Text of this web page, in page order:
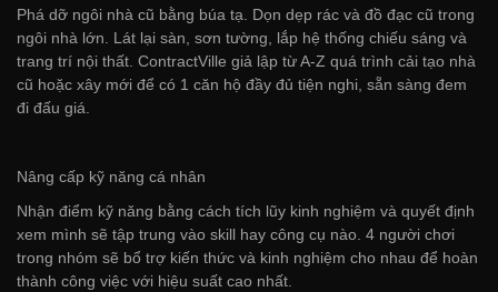
Phá dỡ ngôi nhà cũ bằng búa tạ. Dọn dẹp rác và đồ đạc cũ trong
ngôi nhà lớn. Lát lại sàn, sơn tường, lắp hệ thống chiếu sáng và
trang trí nội thất. ContractVille giả lập từ A-Z quá trình cải tạo nhà
cũ hoặc xây mới để có 1 căn hộ đầy đủ tiện nghi, sẵn sàng đem
đi đấu giá.
Nâng cấp kỹ năng cá nhân
Nhận điểm kỹ năng bằng cách tích lũy kinh nghiệm và quyết định
xem mình sẽ tập trung vào skill hay công cụ nào. 4 người chơi
trong nhóm sẽ bổ trợ kiến thức và kinh nghiệm cho nhau để hoàn
thành công việc với hiệu suất cao nhất.